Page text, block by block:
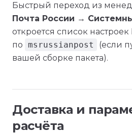
Быстрый переход из
Почта России →
откроется список
по msrussianpost
(если
вашей сборке пакета).
Доставка и
расчёта